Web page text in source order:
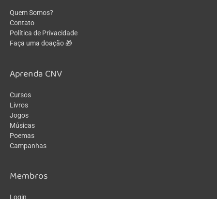
Quem Somos?
Contato
Política de Privacidade
Faça uma doação 🎁
Aprenda CNV
Cursos
Livros
Jogos
Músicas
Poemas
Campanhas
Membros
Login